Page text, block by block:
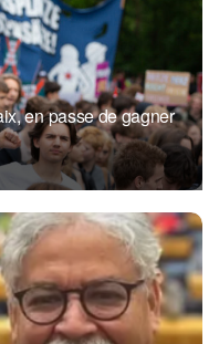
en passe de gagner